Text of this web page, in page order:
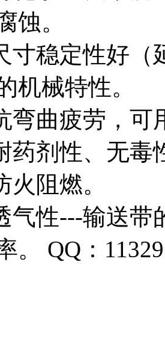
蚀。
定性好（
机械特性。
疲劳，可
性、无毒
阻燃。
---输送带
。 QQ：